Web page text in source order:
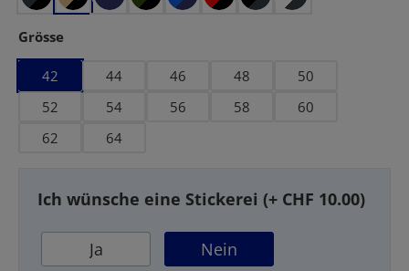
Grösse
42 44 46 48
50
52
54 56 58
60
62
64
Ich wünsche eine Stickerei (+ CHF 10.00)
Ja Nein